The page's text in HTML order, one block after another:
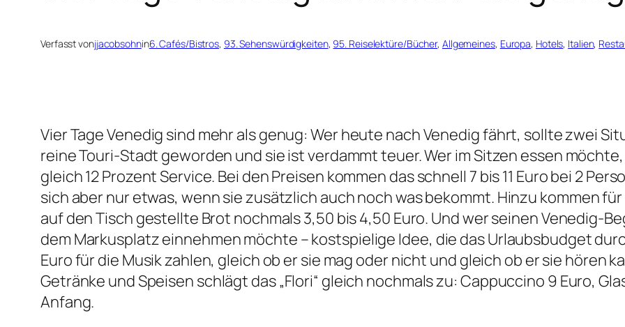
Verfasst vonjjacobsohnin6. Cafés/Bistros, 93. Sehenswürdigkeiten, 95. Reiselektüre/Bücher, Allgemeines, Europa, Hotels, Italien,
Vier Tage Venedig sind mehr als genug: Wer heute nach Venedig fährt, sollte zwei
reine Touri-Stadt geworden und sie ist verdammt teuer. Wer im Sitzen essen
gleich 12 Prozent Service. Bei den Preisen kommen das schnell 7 bis 11 Euro bei 2
sich aber nur etwas, wenn sie zusätzlich auch noch was bekommt. Hinzu kommen
auf den Tisch gestellte Brot nochmals 3,50 bis 4,50 Euro. Und wer seinen Venedig-
dem Markusplatz einnehmen möchte – kostspielige Idee, die das Urlaubsbudget
Euro für die Musik zahlen, gleich ob er sie mag oder nicht und gleich ob er sie hören
Getränke und Speisen schlägt das „Flori“ gleich nochmals zu: Cappuccino 9 Euro,
Anfang.